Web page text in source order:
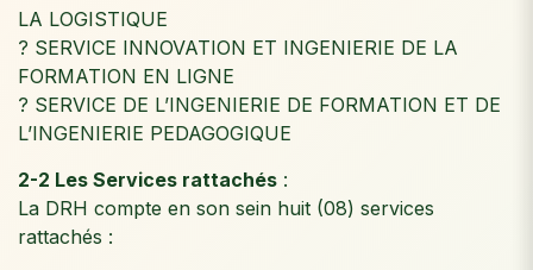
LA LOGISTIQUE
? SERVICE INNOVATION ET INGENIERIE DE LA
FORMATION EN LIGNE
? SERVICE DE L’INGENIERIE DE FORMATION ET DE
L’INGENIERIE PEDAGOGIQUE
2-2 Les Services rattachés :
La DRH compte en son sein huit (08) services
rattachés :